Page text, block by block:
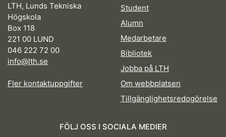
LTH, Lunds Tekniska
Högskola
Box 118
221 00 LUND
046 222 72 00
info@lth.se
Fler kontaktuppgifter
Student
Alumn
Medarbetare
Bibliotek
Jobba på LTH
Om webbplatsen
Tillgänglighetsredogörelse
FÖLJ OSS I SOCIALA MEDIER